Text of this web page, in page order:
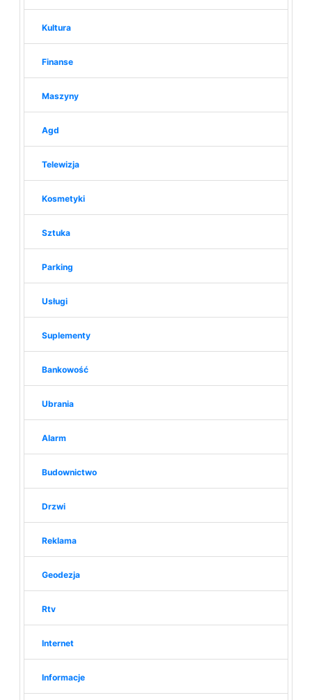
Kultura
Finanse
Maszyny
Agd
Telewizja
Kosmetyki
Sztuka
Parking
Usługi
Suplementy
Bankowość
Ubrania
Alarm
Budownictwo
Drzwi
Reklama
Geodezja
Rtv
Internet
Informacje